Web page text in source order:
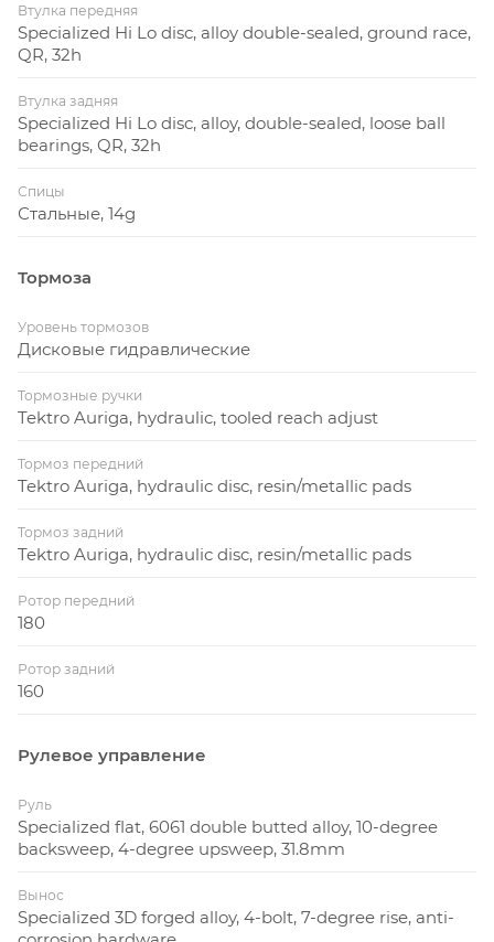
Втулка передняя
Specialized Hi Lo disc, alloy double-sealed, ground race,
QR, 32h
Втулка задняя
Specialized Hi Lo disc, alloy, double-sealed, loose ball
bearings, QR, 32h
Спицы
Стальные, 14g
Тормоза
Уровень тормозов
Дисковые гидравлические
Тормозные ручки
Tektro Auriga, hydraulic, tooled reach adjust
Тормоз передний
Tektro Auriga, hydraulic disc, resin/metallic pads
Тормоз задний
Tektro Auriga, hydraulic disc, resin/metallic pads
Ротор передний
180
Ротор задний
160
Рулевое управление
Руль
Specialized flat, 6061 double butted alloy, 10-degree
backsweep, 4-degree upsweep, 31.8mm
Вынос
Specialized 3D forged alloy, 4-bolt, 7-degree rise, anti-